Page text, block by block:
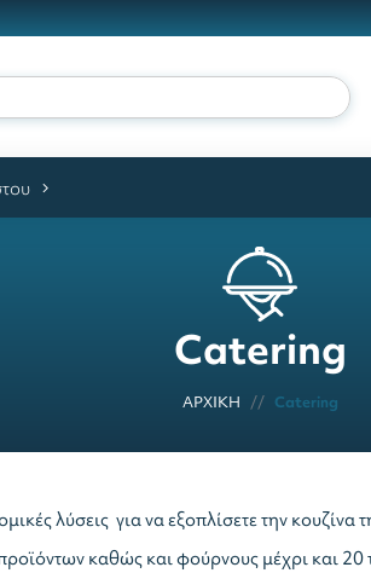
Catering
ΑΡΧΙΚΗ Catering
λύσεις για να εξοπλίσετε την
καθώς και φούρνους μέχρι και